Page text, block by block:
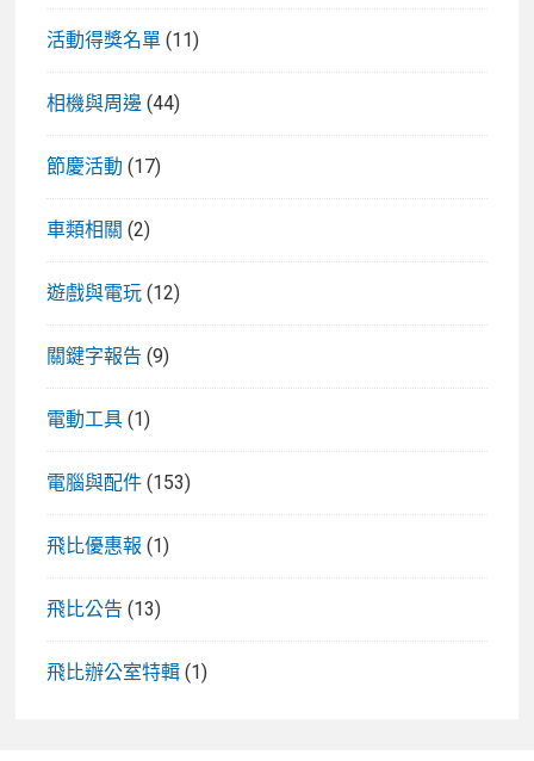
活動得獎名單 (11)
相機與周邊 (44)
節慶活動 (17)
車類相關 (2)
遊戲與電玩 (12)
關鍵字報告 (9)
電動工具 (1)
電腦與配件 (153)
飛比優惠報 (1)
飛比公告 (13)
飛比辦公室特輯 (1)